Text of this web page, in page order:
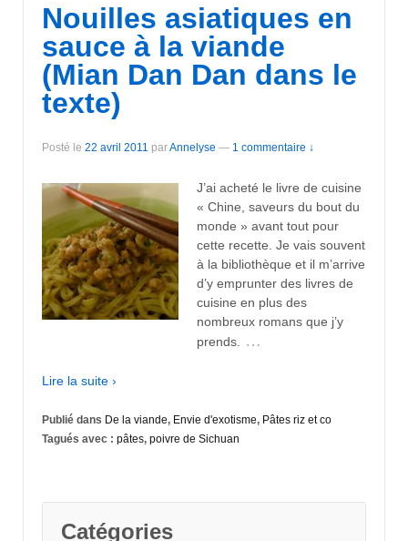
Nouilles asiatiques en
sauce à la viande
(Mian Dan Dan dans le
texte)
Posté le 22 avril 2011 parAnnelyse — 1 commentaire ↓
J’ai acheté le livre de cuisine
« Chine, saveurs du bout du
monde » avant tout pour
cette recette. Je vais souvent
à la bibliothèque et il m’arrive
d’y emprunter des livres de
cuisine en plus des
nombreux romans que j’y
prends.
…
Lire la suite ›
Publié dans De la viande, Envie d'exotisme, Pâtes riz et co
Tagués avec : pâtes, poivre de Sichuan
Catégories